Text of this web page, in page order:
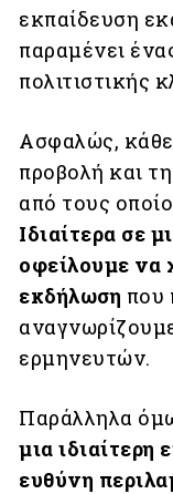
εκπαίδευση
παραμένει
πολιτιστικής
Ασφαλώς,
προβολή και
από τους
Ιδιαίτερα σε
οφείλουμε να
εκδήλωση που
ερμηνευτών.
Παράλληλα
μια ιδιαίτερη
ευθύνη